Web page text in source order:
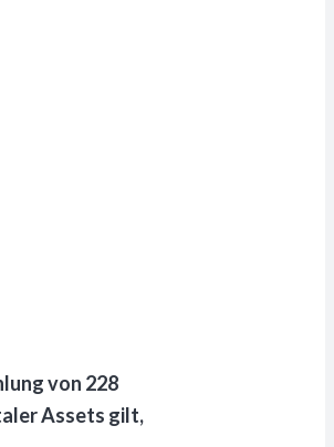
von 228
Assets gilt,